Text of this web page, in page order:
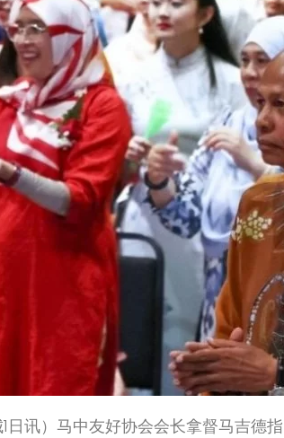
1日讯）马中友好协会会长拿督马吉德